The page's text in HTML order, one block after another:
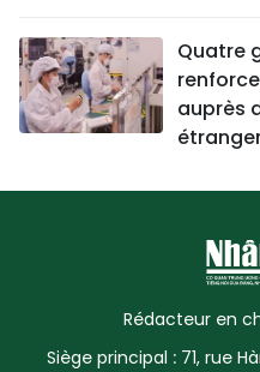
Quatre
auprès
Rédacteur en
Siège principal : 71, rue